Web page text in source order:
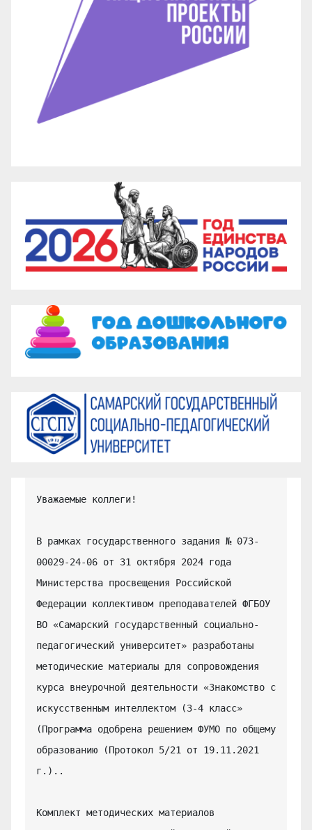
Уважаемые коллеги!
В рамках государственного задания № 073-
00029-24-06 от 31 октября 2024 года
Министерства просвещения Российской
Федерации коллективом преподавателей ФГБОУ
ВО «Самарский государственный социально-
педагогический университет» разработаны
методические материалы для сопровождения
курса внеурочной деятельности «Знакомство с
искусственным интеллектом (3-4 класс»
(Программа одобрена решением ФУМО по общему
образованию (Протокол 5/21 от 19.11.2021
г.)..
Комплект методических материалов